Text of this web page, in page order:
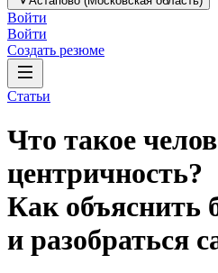
Войти
Войти
Создать резюме
Статьи
Что такое
центричность?
Как объяснить
и разобраться